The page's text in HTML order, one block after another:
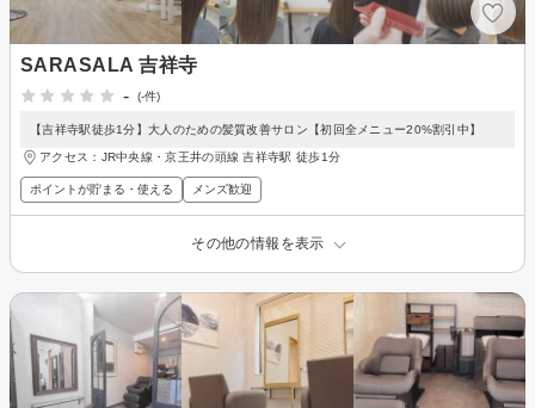
SARASALA 吉祥寺
-
(-件)
【吉祥寺駅徒歩1分】大人のための髪質改善サロン【初回全メニュー20%割引中】
アクセス：JR中央線・京王井の頭線 吉祥寺駅 徒歩1分
ポイントが貯まる・使える メンズ歓迎
その他の情報を表示